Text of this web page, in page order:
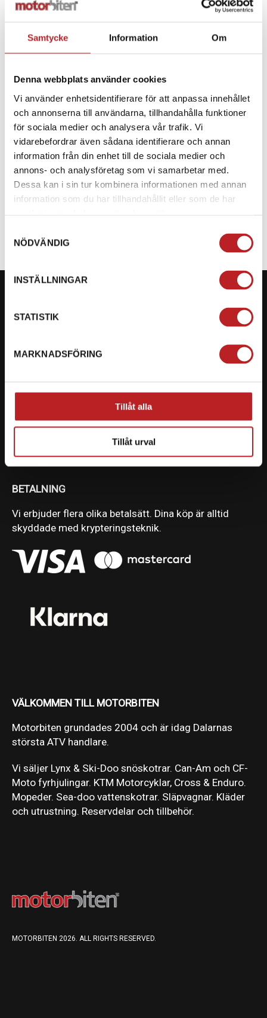
Samtycke Information Om
Denna webbplats använder cookies
Vi använder enhetsidentifierare för att anpassa innehållet
och annonserna till användarna, tillhandahålla funktioner
för sociala medier och analysera vår trafik. Vi
vidarebefordrar även sådana identifierare och annan
information från din enhet till de sociala medier och
annons- och analysföretag som vi samarbetar med.
Dessa kan i sin tur kombinera informationen med annan
information som du har tillhandahållit eller som de har
NÖDVÄNDIG
INSTÄLLNINGAR
STATISTIK
MARKNADSFÖRING
Tillåt alla
Tillåt urval
OBRIEN COMBO
VORTEX 65.5" BLUE W/
X7 & RT
1025633 2231132
2 399,00 kr
4-10 dagar
Obrien VORTEX W/X7 &
RT BLUE
10174052211132
2 799,00 kr
4-10 dagar
Ångra mitt köp
mail@motorbiten.com
Ryckepungsvägen 3, 79177 Falun
BETALNING
Vi erbjuder flera olika betalsätt. Dina köp är alltid
skyddade med krypteringsteknik.
VÄLKOMMEN TILL MOTORBITEN
Motorbiten grundades 2004 och är idag Dalarnas
största ATV handlare.
Vi säljer Lynx & Ski-Doo snöskotrar. Can-Am och CF-
Moto fyrhjulingar. KTM Motorcyklar, Cross & Enduro.
Mopeder. Sea-doo vattenskotrar. Släpvagnar. Kläder
och utrustning. Reservdelar och tillbehör.
MOTORBITEN 2026. ALL RIGHTS RESERVED.